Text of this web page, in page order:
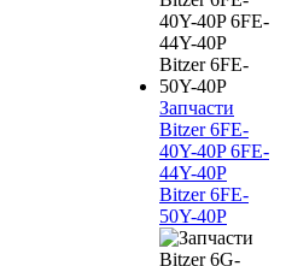
Запчасти
Bitzer 6FE-
40Y-40P 6FE-
44Y-40P
Bitzer 6FE-
50Y-40P